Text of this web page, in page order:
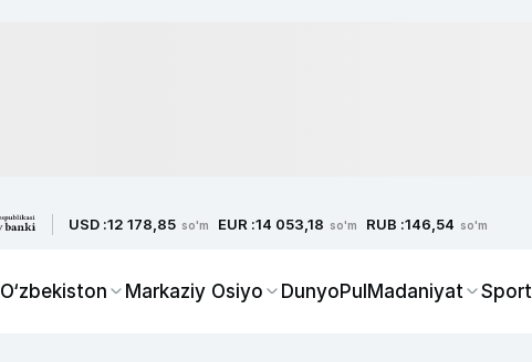
USD :12 178,85 so'm EUR :14 053,18 so'm RUB :146,54 so'm
O‘zbekiston Markaziy Osiyo DunyoPulMadaniyat Sport